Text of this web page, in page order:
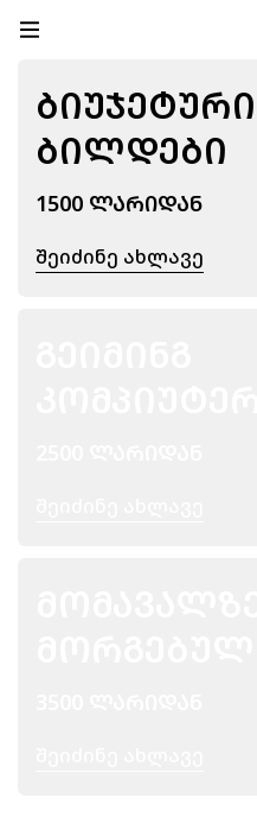
ᲑᲘᲣᲯᲔᲢᲣᲠᲘ
ᲑᲘᲚᲓᲔᲑᲘ
1500 ᲚᲐᲠᲘᲓᲐᲜ
Შეიძინე Ახლავე